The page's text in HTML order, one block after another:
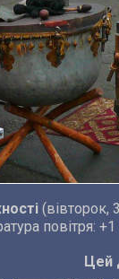
(вівторок,
повітря: +1
Цей